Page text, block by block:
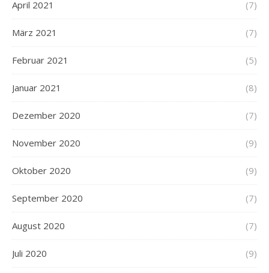
April 2021 (7)
März 2021 (7)
Februar 2021 (5)
Januar 2021 (8)
Dezember 2020 (7)
November 2020 (9)
Oktober 2020 (9)
September 2020 (7)
August 2020 (7)
Juli 2020 (9)